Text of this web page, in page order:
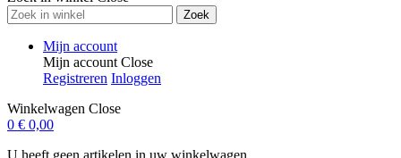
Zoek
Mijn account
Mijn account Close
Registreren Inloggen
Winkelwagen Close
0 € 0,00
U heeft geen artikelen in uw winkelwagen